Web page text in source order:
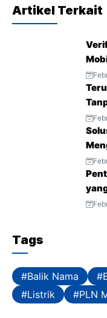
e
t
e
r
a
Artikel Terkait
Tags
Balik Nama
Listrik
PLN